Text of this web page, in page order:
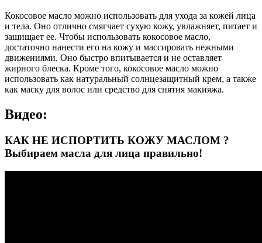
Кокосовое масло можно использовать для ухода за кожей лица
и тела. Оно отлично смягчает сухую кожу, увлажняет, питает и
защищает ее. Чтобы использовать кокосовое масло,
достаточно нанести его на кожу и массировать нежными
движениями. Оно быстро впитывается и не оставляет
жирного блеска. Кроме того, кокосовое масло можно
использовать как натуральный солнцезащитный крем, а также
как маску для волос или средство для снятия макияжа.
Видео:
КАК НЕ ИСПОРТИТЬ КОЖУ МАСЛОМ ?
Выбираем масла для лица правильно!